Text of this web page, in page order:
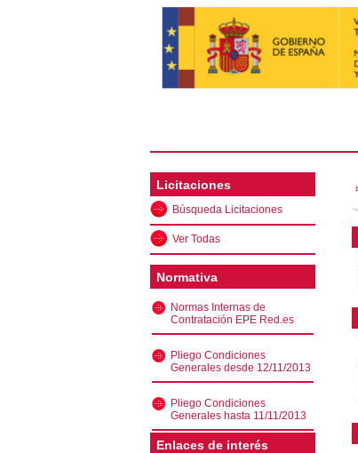
Licitaciones
Búsqueda Licitaciones
Ver Todas
Normativa
Normas Internas de
Contratación EPE Red.es
Pliego Condiciones
Generales desde 12/11/2013
Pliego Condiciones
Generales hasta 11/11/2013
Enlaces de interés